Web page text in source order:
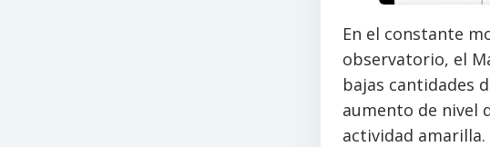
En el constante
observatorio, el
bajas cantidades
aumento de nivel
actividad amarilla.